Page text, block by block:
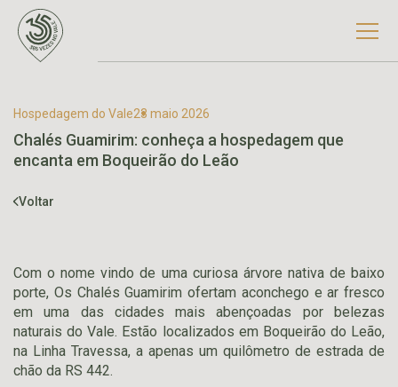
Hospedagem do Vale23 maio 2026
Chalés Guamirim: conheça a hospedagem que
encanta em Boqueirão do Leão
Voltar
Com o nome vindo de uma curiosa árvore nativa de baixo
porte, Os Chalés Guamirim ofertam aconchego e ar fresco
em uma das cidades mais abençoadas por belezas
naturais do Vale. Estão localizados em Boqueirão do Leão,
na Linha Travessa, a apenas um quilômetro de estrada de
chão da RS 442.